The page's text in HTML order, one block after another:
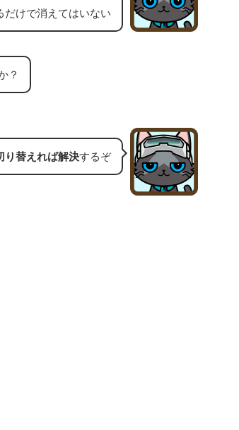
だけで消えてはいない
？
り替えれば解決するぞ